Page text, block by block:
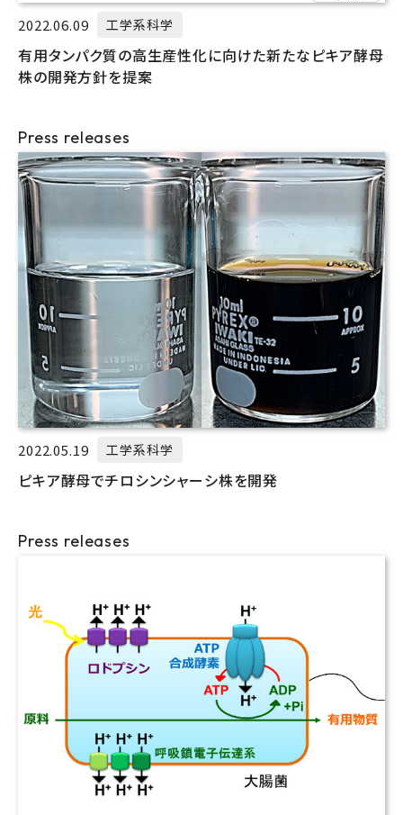
2022.06.09 工学系科学
有用タンパク質の高生産性化に向けた新たなピキア酵母
株の開発方針を提案
Press releases
2022.05.19 工学系科学
ピキア酵母でチロシンシャーシ株を開発
Press releases